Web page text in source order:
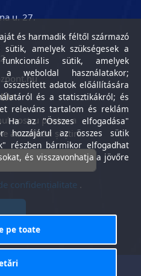
u. 27.
nostru pentru a
actualizări și știri.
confidențialitate .
és harmadik féltől származó
amelyek szükségesek a
sütik, amelyek
a weboldal használatakor;
adatok előállítására
és a statisztikákról; és
releváns tartalom és reklám
Ha az "Összes elfogadása"
hozzájárul az összes sütik
részben bármikor elfogadhat
és visszavonhatja a jövőre
pe toate